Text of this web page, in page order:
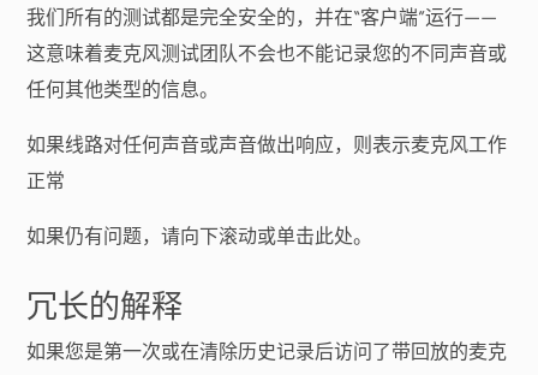
我们所有的测试都是完全安全的，并在“客户端”运行——
这意味着麦克风测试团队不会也不能记录您的不同声音或
任何其他类型的信息。
如果线路对任何声音或声音做出响应，则表示麦克风工作
正常
如果仍有问题，请向下滚动或单击此处。
冗长的解释
如果您是第一次或在清除历史记录后访问了带回放的麦克